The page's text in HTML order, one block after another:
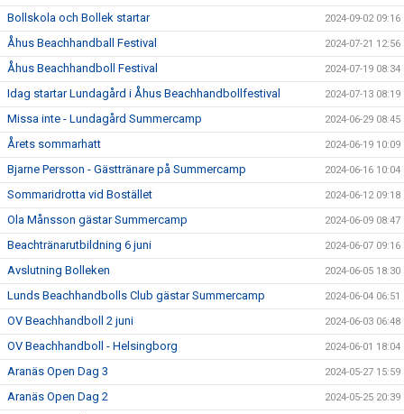
Bollskola och Bollek startar 2024-09-02 09:16
Åhus Beachhandball Festival 2024-07-21 12:56
Åhus Beachhandboll Festival 2024-07-19 08:34
Idag startar Lundagård i Åhus Beachhandbollfestival 2024-07-13 08:19
Missa inte - Lundagård Summercamp 2024-06-29 08:45
Årets sommarhatt 2024-06-19 10:09
Bjarne Persson - Gästtränare på Summercamp 2024-06-16 10:04
Sommaridrotta vid Bostället 2024-06-12 09:18
Ola Månsson gästar Summercamp 2024-06-09 08:47
Beachtränarutbildning 6 juni 2024-06-07 09:16
Avslutning Bolleken 2024-06-05 18:30
Lunds Beachhandbolls Club gästar Summercamp 2024-06-04 06:51
OV Beachhandboll 2 juni 2024-06-03 06:48
OV Beachhandboll - Helsingborg 2024-06-01 18:04
Aranäs Open Dag 3 2024-05-27 15:59
Aranäs Open Dag 2 2024-05-25 20:39